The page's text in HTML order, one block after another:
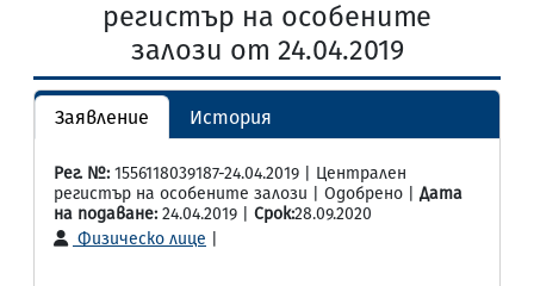
регистър на особените
залози от 24.04.2019
Заявление История
Рег. №: 1556118039187-24.04.2019 | Централен
регистър на особените залози | Одобрено | Дата
на подаване: 24.04.2019 | Срок:28.09.2020
Физическо лице